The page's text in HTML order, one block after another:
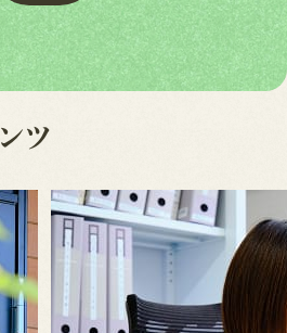
ンツ